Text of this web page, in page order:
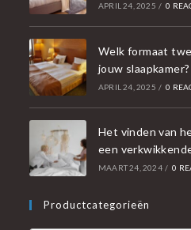
APRIL 24, 2025 / 0
Welk formaat
jouw slaapkamer?
APRIL 24, 2025 / 0
Het vinden van
een
MAART 24, 2024 / 0
Productcategorieën